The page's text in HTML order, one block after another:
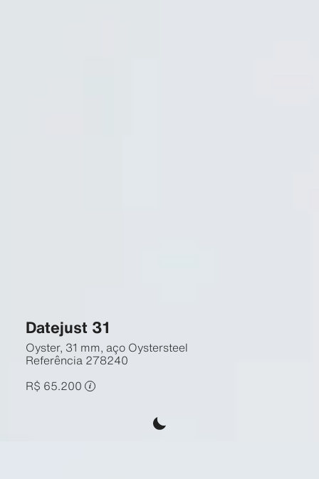
Datejust 31
Oyster, 31 mm, aço Oystersteel
Referência 278240
R$ 65.200